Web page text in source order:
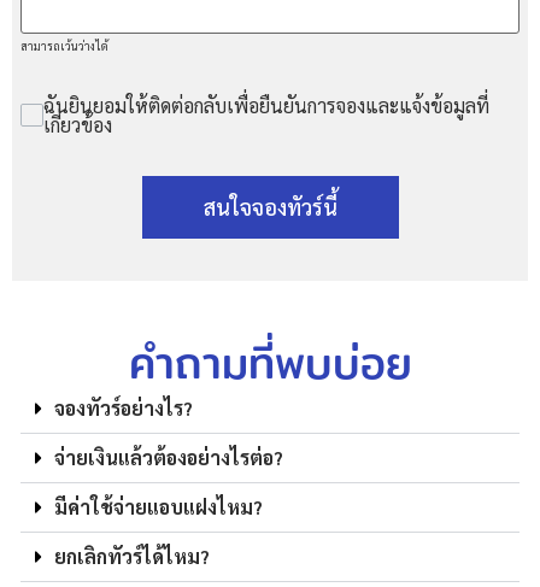
สามารถเว้นว่างได้
ฉันยินยอมให้ติดต่อกลับเพื่อยืนยันการจองและแจ้งข้อมูลที่
เกี่ยวข้อง
สนใจจองทัวร์นี้
คำถามที่พบบ่อย
จองทัวร์อย่างไร?
จ่ายเงินแล้วต้องอย่างไรต่อ?
มีค่าใช้จ่ายแอบแฝงไหม?
ยกเลิกทัวร์ได้ไหม?